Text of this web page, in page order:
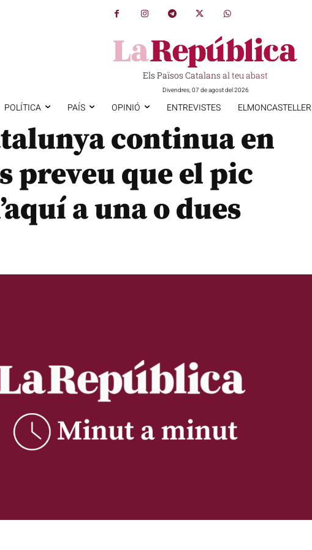
Els Països Catalans al teu abast
Divendres, 07 de agost del 2026
POLÍTICA PAÍS OPINIÓ ENTREVISTES ELMONCASTELLER
continua en
preveu que el pic
a una o dues